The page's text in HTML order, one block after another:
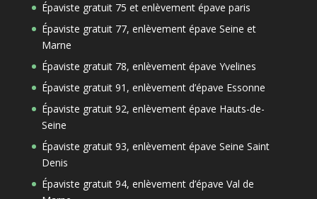
Épaviste gratuit 75 et enlèvement épave paris
Épaviste gratuit 77, enlèvement épave Seine et
Marne
Épaviste gratuit 78, enlèvement épave Yvelines
Épaviste gratuit 91, enlèvement d’épave Essonne
Épaviste gratuit 92, enlèvement épave Hauts-de-
Seine
Épaviste gratuit 93, enlèvement épave Seine Saint
Denis
Épaviste gratuit 94, enlèvement d’épave Val de